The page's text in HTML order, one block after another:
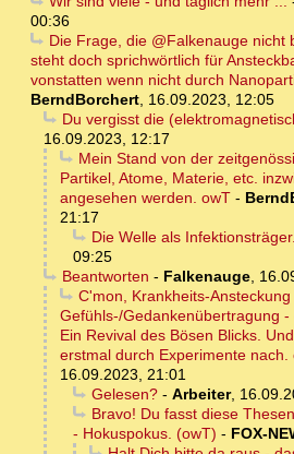
00:36
Die Frage, die @Falkenauge nicht
steht doch sprichwörtlich für
vonstatten wenn nicht durch
BerndBorchert 16.09.2023, 12:05
Du vergisst die
16.09.2023, 12:17
Mein Stand von der
Partikel, Atome, Materie, etc.
angesehen werden. owT -
21:17
Die Welle als
09:25
Beantworten - Falkenauge,
C'mon, Krankheits-Ansteckung
Gefühls-/Gedankenübertragung -
Ein Revival des Bösen Blicks.
erstmal durch Experimente nach.
16.09.2023, 21:01
Gelesen?- Arbeiter,
Bravo! Du fasst diese
- Hokuspokus. (owT) - FOX-